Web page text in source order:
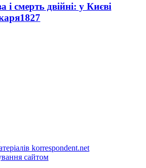
і смерть двійні: у Києві
1827
korrespondent.net
сайтом